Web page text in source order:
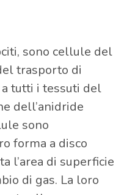
sono cellule del
trasporto di
tutti i tessuti del
dell’anidride
sono
forma a disco
l’area di superficie
di gas. La loro